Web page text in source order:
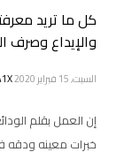
كل ما تريد
والإيداع وصرف
السبت, 15 فبراير 2020
إن العمل بقلم
خبرات معينه ودقه